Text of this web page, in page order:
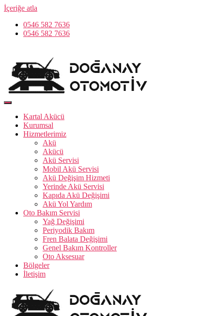
İçeriğe atla
0546 582 7636
0546 582 7636
Kartal Akücü
Kurumsal
Hizmetlerimiz
Akü
Akücü
Akü Servisi
Mobil Akü Servisi
Akü Değişim Hizmeti
Yerinde Akü Servisi
Kapıda Akü Değişimi
Akü Yol Yardım
Oto Bakım Servisi
Yağ Değişimi
Periyodik Bakım
Fren Balata Değişimi
Genel Bakım Kontroller
Oto Aksesuar
Bölgeler
İletişim